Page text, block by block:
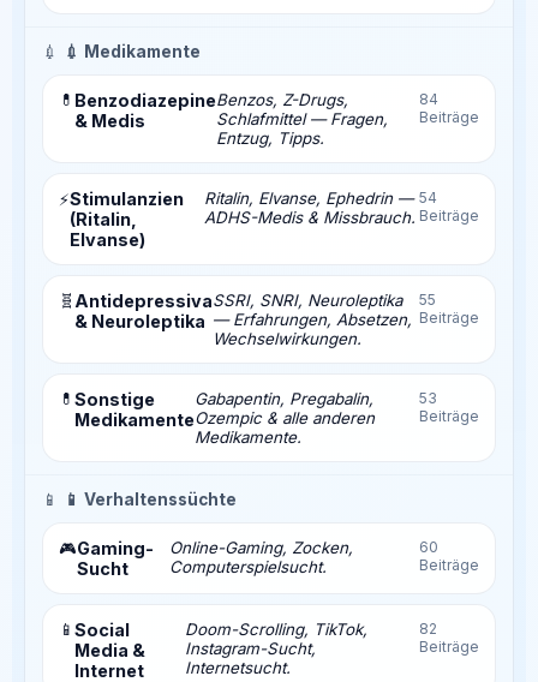
💉 💉 Medikamente
💊 Benzodiazepine
& Medis
Benzos, Z-Drugs,
Schlafmittel — Fragen,
Entzug, Tipps.
84
Beiträge
⚡Stimulanzien
(Ritalin,
Elvanse)
Ritalin, Elvanse, Ephedrin —
ADHS-Medis & Missbrauch.
54
Beiträge
🧬 Antidepressiva
& Neuroleptika
SSRI, SNRI, Neuroleptika
— Erfahrungen, Absetzen,
Wechselwirkungen.
55
Beiträge
💊 Sonstige
Medikamente
Gabapentin, Pregabalin,
Ozempic & alle anderen
Medikamente.
53
Beiträge
📱 📱 Verhaltenssüchte
🎮Gaming-
Sucht
Online-Gaming, Zocken,
Computerspielsucht.
60
Beiträge
📱 Social
Media &
Internet
Doom-Scrolling, TikTok,
Instagram-Sucht,
Internetsucht.
82
Beiträge